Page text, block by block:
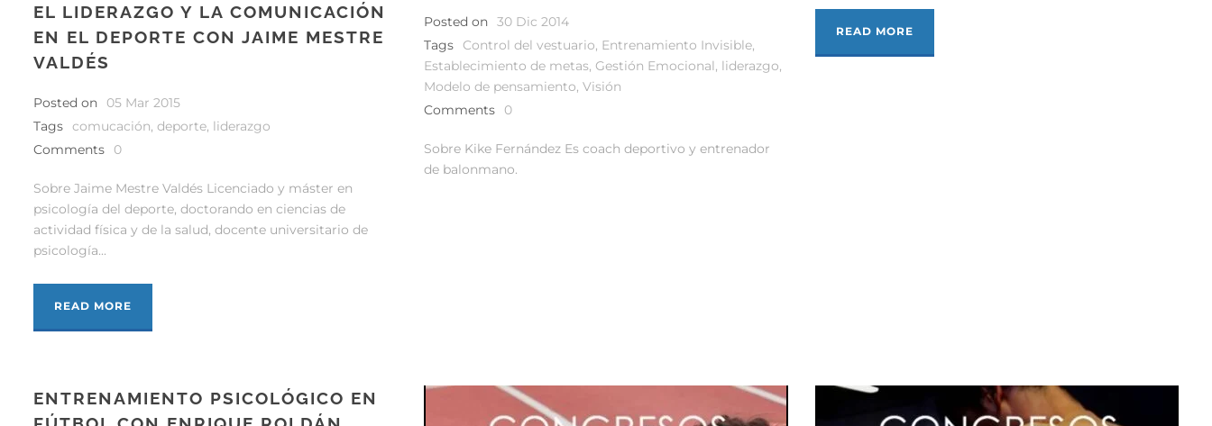
EL LIDERAZGO Y LA COMUNICACIÓN
EN EL DEPORTE CON JAIME MESTRE
VALDÉS
Posted on
05 Mar 2015
Tags comucación, deporte, liderazgo
Comments
0
Sobre Jaime Mestre Valdés Licenciado y máster en
psicología del deporte, doctorando en ciencias de
actividad física y de la salud, docente universitario de
psicología...
READ MORE
Posted on 30 Dic 2014
Tags
Control del vestuario, Entrenamiento Invisible,
Establecimiento de metas, Gestión Emocional, liderazgo,
Modelo de pensamiento, Visión
Comments
0
Sobre Kike Fernández Es coach deportivo y entrenador
de balonmano.
READ MORE
ENTRENAMIENTO PSICOLÓGICO EN